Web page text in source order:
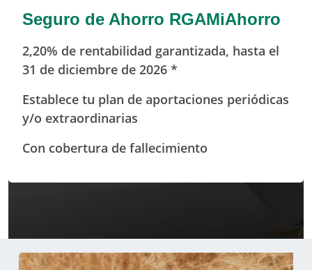
Seguro de Ahorro RGAMiAhorro
2,20% de rentabilidad garantizada, hasta el
31 de diciembre de 2026 *
Establece tu plan de aportaciones periódicas
y/o extraordinarias
Con cobertura de fallecimiento